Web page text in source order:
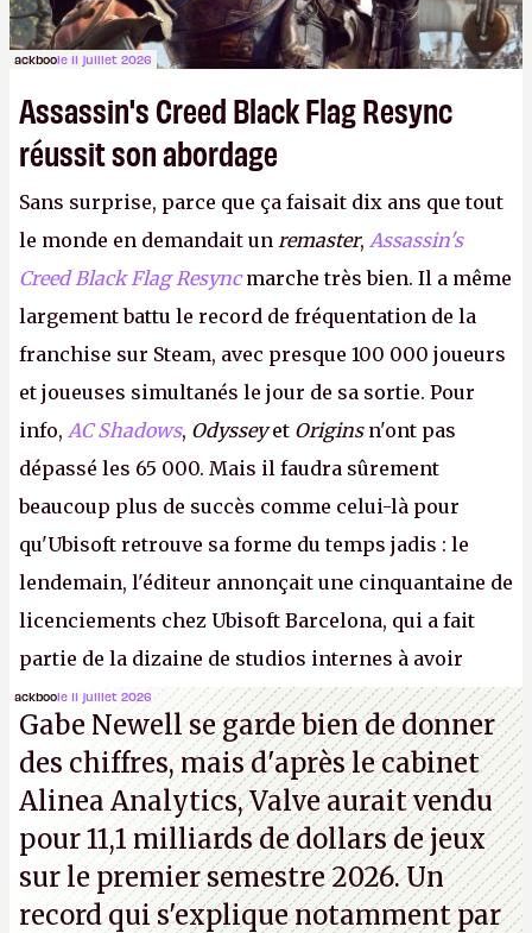
ackboole 11 juillet 2026
Assassin's Creed Black Flag Resync
réussit son abordage
Sans surprise, parce que ça faisait dix ans que tout
le monde en demandait un remaster, Assassin's
Creed Black Flag Resyncmarche très bien. Il a même
largement battu le record de fréquentation de la
franchise sur Steam, avec presque 100 000 joueurs
et joueuses simultanés le jour de sa sortie. Pour
info, AC Shadows, Odysseyet Originsn'ont pas
dépassé les 65 000. Mais il faudra sûrement
beaucoup plus de succès comme celui-là pour
qu'Ubisoft retrouve sa forme du temps jadis : le
lendemain, l'éditeur annonçait une cinquantaine de
licenciements chez Ubisoft Barcelona, qui a fait
partie de la dizaine de studios internes à avoir
travaillé sur cetAssassin's Creedsous la direction
d'Ubisoft Singapour.A.
ackboole 11 juillet 2026
Gabe Newell se garde bien de donner
des chiffres, mais d'après le cabinet
Alinea Analytics, Valve aurait vendu
pour 11,1 milliards de dollars de jeux
sur le premier semestre 2026. Un
record qui s'explique notamment par